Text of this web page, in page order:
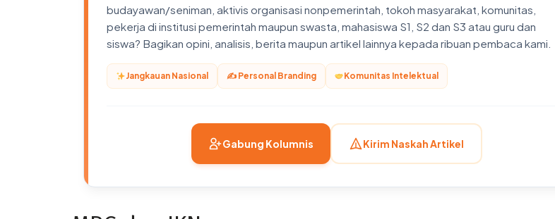
budayawan/seniman, aktivis organisasi nonpemerintah, tokoh masyarakat, komunitas,
pekerja di institusi pemerintah maupun swasta, mahasiswa S1, S2 dan S3 atau guru dan
siswa? Bagikan opini, analisis, berita maupun artikel lainnya kepada ribuan pembaca kami.
Jangkauan Nasional ✍️ Personal Branding Komunitas Intelektual
Gabung Kolumnis Kirim Naskah Artikel